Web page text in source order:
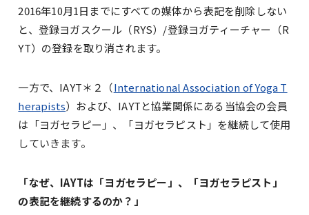
2016年10月1日までにすべての媒体から表記を削除しない
と、登録ヨガスクール（RYS）/登録ヨガティーチャー（R
YT）の登録を取り消されます。
一方で、IAYT＊２（International Association of Yoga T
herapists）および、IAYTと協業関係にある当協会の会員
は「ヨガセラピー」、「ヨガセラピスト」を継続して使用
していきます。
「なぜ、IAYTは「ヨガセラピー」、「ヨガセラピスト」
の表記を継続するのか？」